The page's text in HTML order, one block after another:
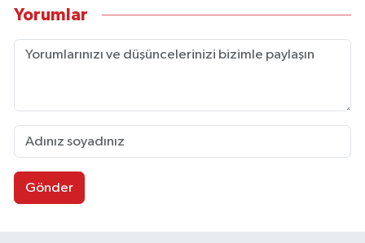
Yorumlar
Gönder